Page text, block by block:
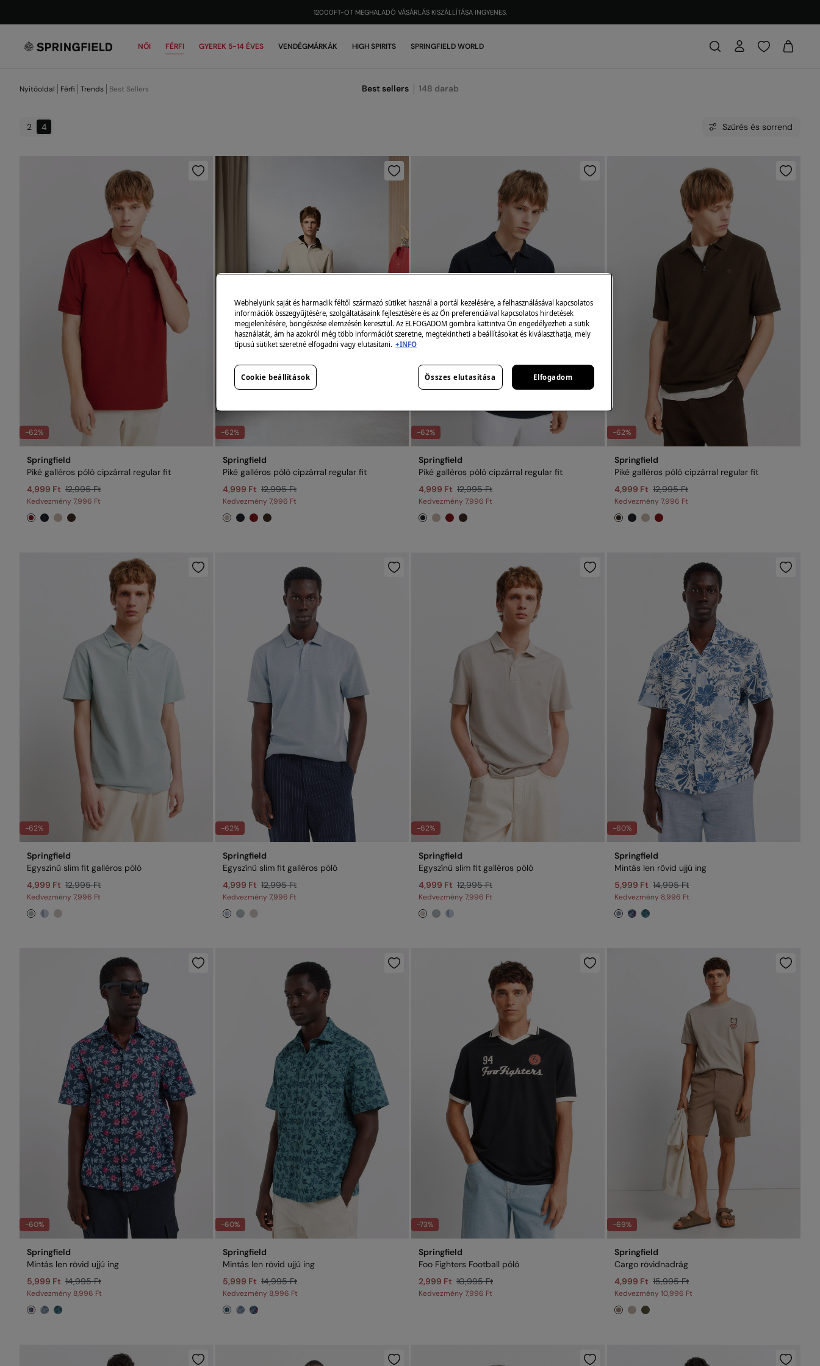
12000FT-OT MEGHALADÓ VÁSÁRLÁS KISZÁLLÍTÁSA INGYENES.
NŐI FÉRFI GYEREK 5-14 ÉVES VENDÉGMÁRKÁK HIGH SPIRITS SPRINGFIELD WORLD
Nyitóoldal Férfi Trends Best Sellers Best sellers 148 darab
2 4 Szűrés és sorrend
-62%
Springfield
Piké galléros póló cipzárral regular fit
4,999 Ft 12,995 Ft
Kedvezmény 7,996 Ft
-62%
Springfield
Piké galléros póló cipzárral regular fit
4,999 Ft 12,995 Ft
Kedvezmény 7,996 Ft
-62%
Springfield
Piké galléros póló cipzárral regular fit
4,999 Ft 12,995 Ft
Kedvezmény 7,996 Ft
-62%
Springfield
Piké galléros póló cipzárral regular fit
4,999 Ft 12,995 Ft
Kedvezmény 7,996 Ft
-62%
Springfield
Egyszínű slim fit galléros póló
4,999 Ft 12,995 Ft
Kedvezmény 7,996 Ft
-62%
Springfield
Egyszínű slim fit galléros póló
4,999 Ft 12,995 Ft
Kedvezmény 7,996 Ft
-62%
Springfield
Egyszínű slim fit galléros póló
4,999 Ft 12,995 Ft
Kedvezmény 7,996 Ft
-60%
Springfield
Mintás len rövid ujjú ing
5,999 Ft 14,995 Ft
Kedvezmény 8,996 Ft
-60%
Springfield
Mintás len rövid ujjú ing
5,999 Ft 14,995 Ft
Kedvezmény 8,996 Ft
-60%
Springfield
Mintás len rövid ujjú ing
5,999 Ft 14,995 Ft
Kedvezmény 8,996 Ft
-73%
Springfield
Foo Fighters Football póló
2,999 Ft 10,995 Ft
Kedvezmény 7,996 Ft
-69%
Springfield
Cargo rövidnadrág
4,999 Ft 15,995 Ft
Kedvezmény 10,996 Ft
Webhelyünk saját és harmadik féltől származó sütiket használ a portál kezelésére, a felhasználásával kapcsolatos
információk összegyűjtésére, szolgáltatásaink fejlesztésére és az Ön preferenciáival kapcsolatos hirdetések
megjelenítésére, böngészése elemzésén keresztül. Az ELFOGADOM gombra kattintva Ön engedélyezheti a sütik
használatát, ám ha azokról még több információt szeretne, megtekintheti a beállításokat és kiválaszthatja, mely
típusú sütiket szeretné elfogadni vagy elutasítani. +INFO
Összes elutasítása Elfogadom
Cookie beállítások